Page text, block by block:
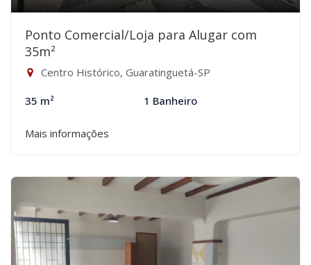
Ponto Comercial/Loja para Alugar com
35m²
Centro Histórico, Guaratinguetá-SP
35 m² 1 Banheiro
Mais informações